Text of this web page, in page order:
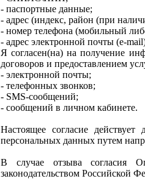
- паспортные данные;
- адрес (индекс, район (при
- номер телефона (мобильный
- адрес электронной почты (e-
Я согласен(на) на получение
договоров и предоставлением
- электронной почты;
- телефонных звонков;
- SMS-сообщений;
- сообщений в личном кабинете.
Настоящее согласие
персональных данных путем
В случае отзыва согласия
законодательством Российской